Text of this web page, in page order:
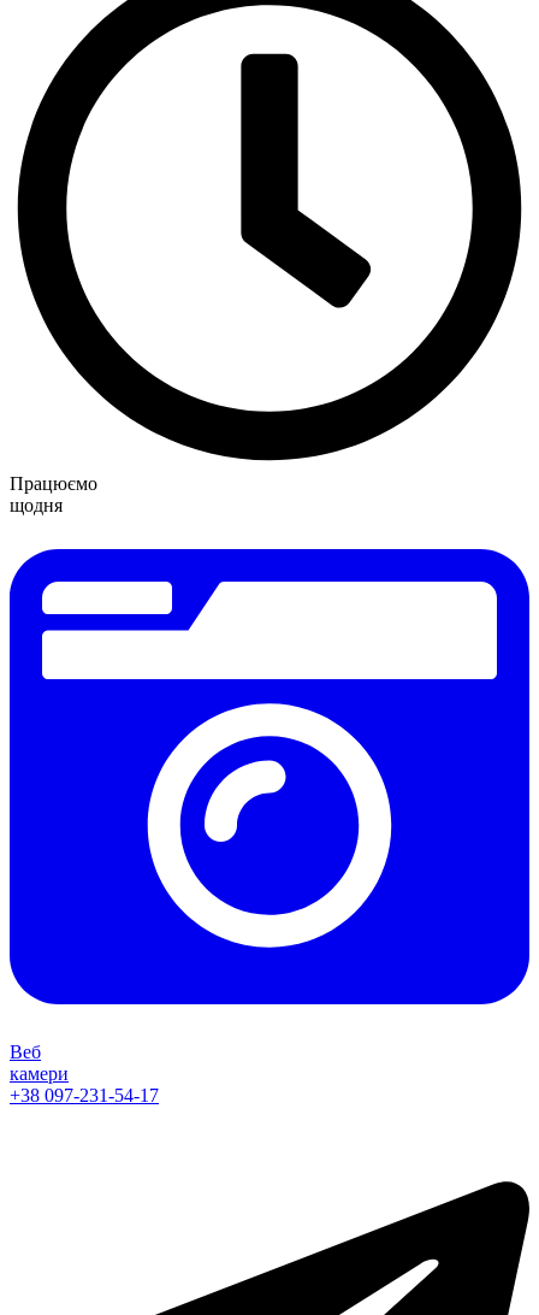
Працюємо
щодня
Веб
камери
+38 097-231-54-17